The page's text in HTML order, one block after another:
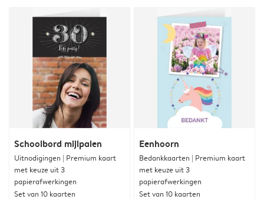
Schoolbord mijlpalen
Uitnodigingen | Premium kaart
met keuze uit 3
papierafwerkingen
Set van 10 kaarten
Eenhoorn
Bedankkaarten | Premium kaart
met keuze uit 3
papierafwerkingen
Set van 10 kaarten